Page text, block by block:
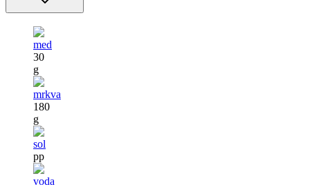
med
30
g
mrkva
180
g
sol
pp
voda